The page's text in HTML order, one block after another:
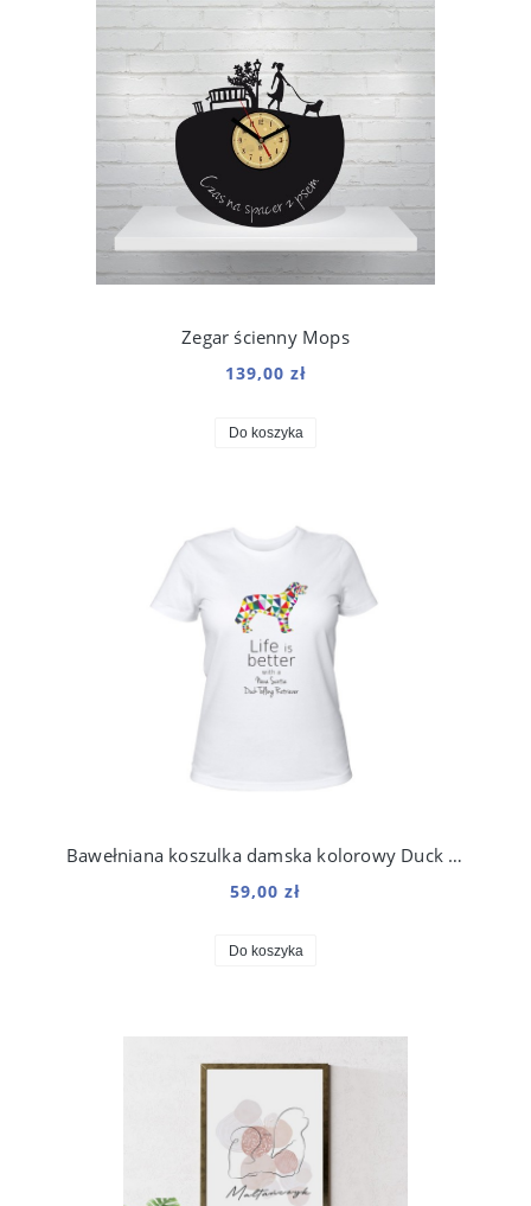
Zegar ścienny Mops
139,00 zł
Do koszyka
Bawełniana koszulka damska kolorowy Duck Tolling Retriever
59,00 zł
Do koszyka